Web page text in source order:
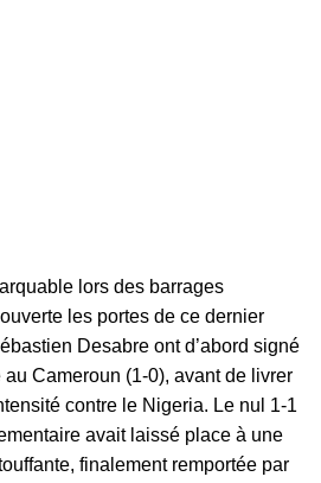
lors des barrages
les portes de ce dernier
Desabre ont d’abord signé
Cameroun (1-0), avant de livrer
contre le Nigeria. Le nul 1-1
avait laissé place à une
finalement remportée par